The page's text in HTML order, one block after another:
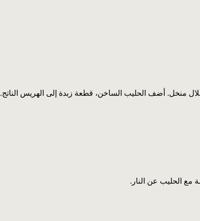
منخل. أضف الحليب الساخن، قطعة زبدة إلى الهريس الناتج.
مع الحليب عن النار.